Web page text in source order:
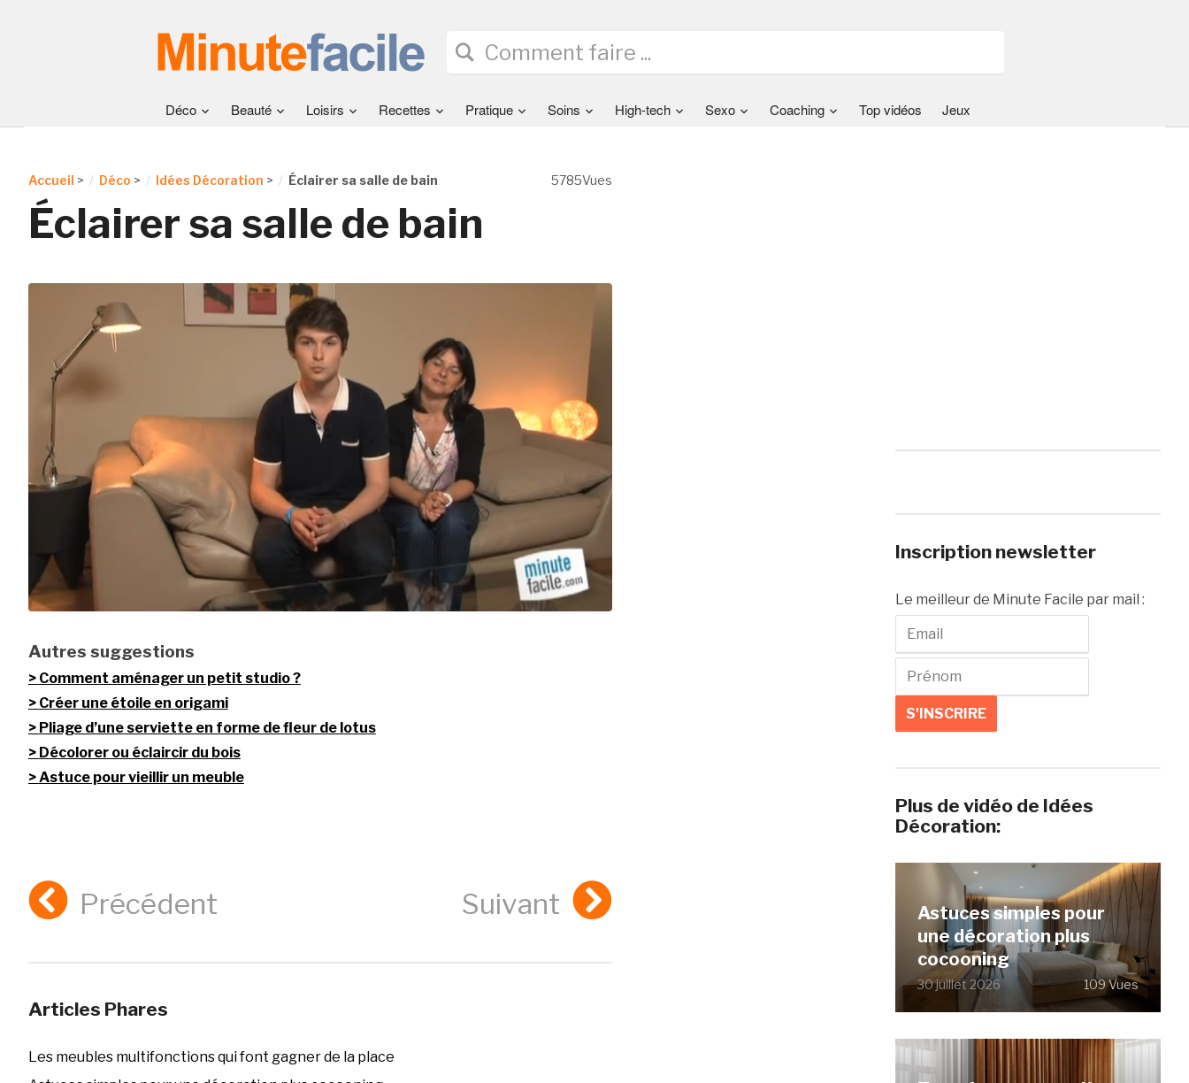
Déco Beauté Loisirs Recettes Pratique Soins High-tech Sexo Coaching Top vidéos Jeux
5785Vues
Accueil > Déco > Idées Décoration > Éclairer sa salle de bain
Éclairer sa salle de bain
Autres suggestions
Comment aménager un petit studio ?
Créer une étoile en origami
Pliage d’une serviette en forme de fleur de lotus
Décolorer ou éclaircir du bois
Astuce pour vieillir un meuble
Précédent Suivant
Articles Phares
Les meubles multifonctions qui font gagner de la place
Inscription newsletter
Le meilleur de Minute Facile par mail :
Plus de vidéo de Idées
Décoration:
Astuces simples pour
une décoration plus
cocooning
30 juillet 2026 109 Vues